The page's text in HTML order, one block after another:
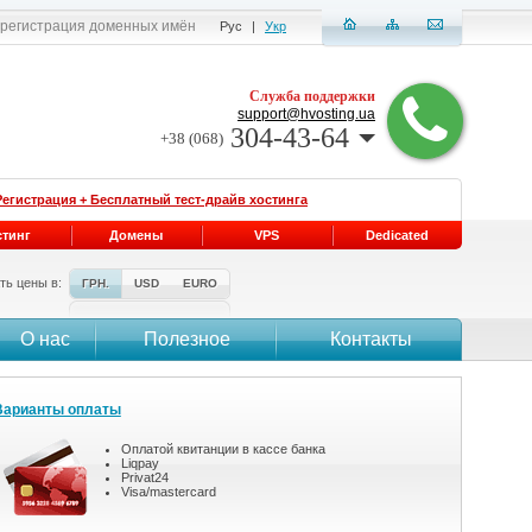
О нас Полезное Контакты
Рус | Укр
доменных имён
Служба поддержки
support@hvosting.ua
+38 (068) 304-43-64
+ Бесплатный тест-драйв хостинга
Домены VPS Dedicated
цены в: ГРН. USD EURO
оплаты
Оплатой квитанции в кассе банка
Liqpay
Privat24
Visa/mastercard